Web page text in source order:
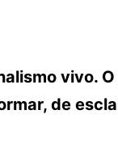
vivo.
de